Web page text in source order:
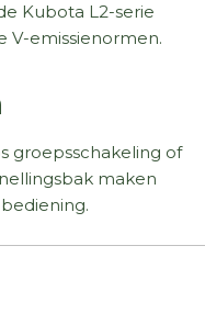
Kubota L2-serie
V-emissienormen.
groepsschakeling of
maken